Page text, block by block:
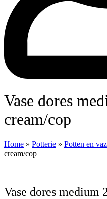
vase dores medium 29 x 34 cm
cream/cop
Home » Potterie » Potten en
cream/cop
vase dores